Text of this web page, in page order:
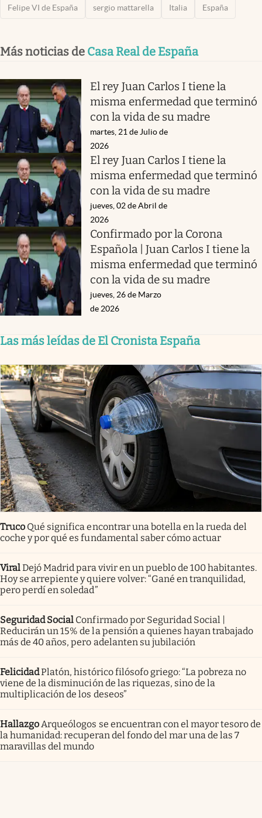
Felipe VI de España sergio mattarella Italia España
Más noticias de Casa Real de España
El rey Juan Carlos I tiene la
misma enfermedad que terminó
con la vida de su madre
martes, 21 de Julio de
2026
El rey Juan Carlos I tiene la
misma enfermedad que terminó
con la vida de su madre
jueves, 02 de Abril de
2026
Confirmado por la Corona
Española | Juan Carlos I tiene la
misma enfermedad que terminó
con la vida de su madre
jueves, 26 de Marzo
de 2026
Las más leídas de El Cronista España
Truco Qué significa encontrar una botella en la rueda del
coche y por qué es fundamental saber cómo actuar
ViralDejó Madrid para vivir en un pueblo de 100 habitantes.
Hoy se arrepiente y quiere volver: “Gané en tranquilidad,
pero perdí en soledad”
Seguridad Social Confirmado por Seguridad Social |
Reducirán un 15% de la pensión a quienes hayan trabajado
más de 40 años, pero adelanten su jubilación
FelicidadPlatón, histórico filósofo griego: “La pobreza no
viene de la disminución de las riquezas, sino de la
multiplicación de los deseos”
Hallazgo Arqueólogos se encuentran con el mayor tesoro de
la humanidad: recuperan del fondo del mar una de las 7
maravillas del mundo